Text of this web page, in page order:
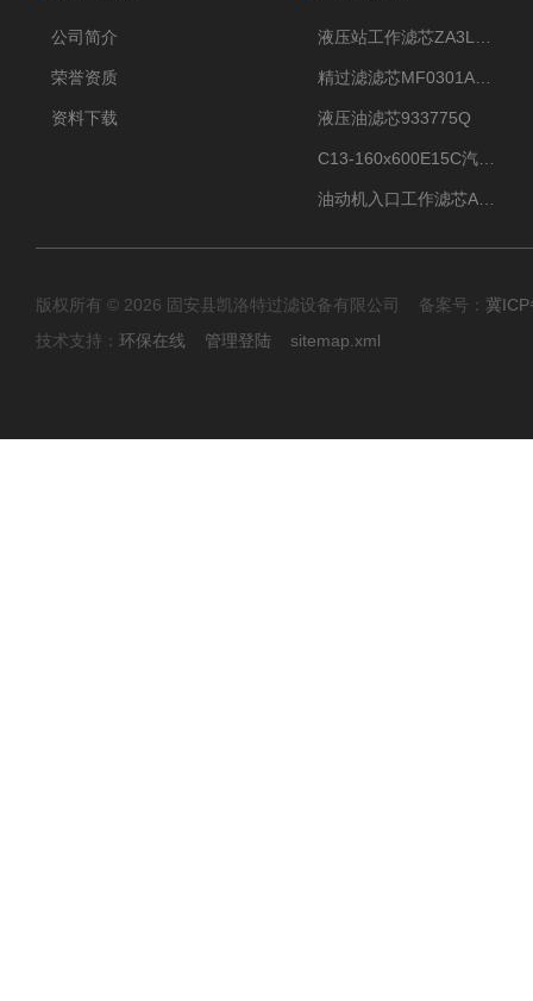
公司简介
荣誉资质
资料下载 液压油滤芯933775Q
版权所有 © 2026 固安县凯洛特过滤设备有限公司 备案号： 冀
技术支持： 环保在线 管理登陆 sitemap.xml